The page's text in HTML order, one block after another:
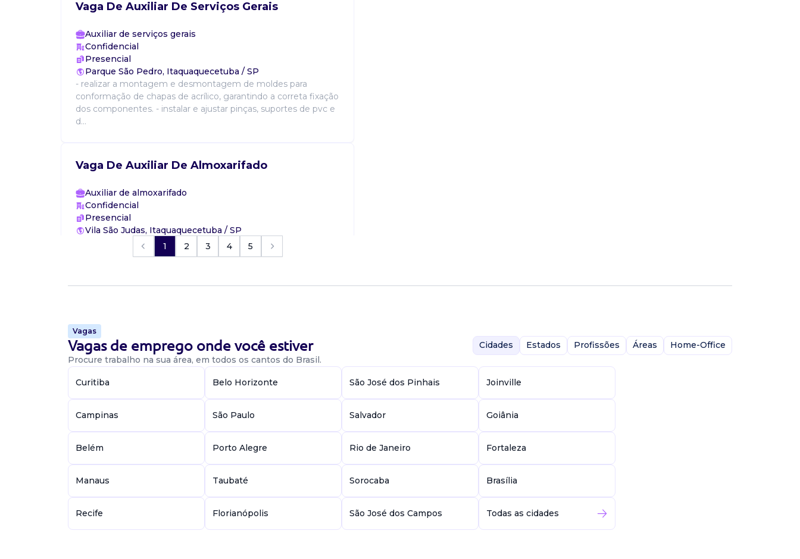
Vaga De Auxiliar De Serviços Gerais
Auxiliar de serviços gerais
Confidencial
Presencial
Parque São Pedro, Itaquaquecetuba / SP
- realizar a montagem e desmontagem de moldes para
conformação de chapas de acrílico, garantindo a correta fixação
dos componentes. - instalar e ajustar pinças, suportes de pvc e
d...
Vaga De Auxiliar De Almoxarifado
Auxiliar de almoxarifado
Confidencial
Presencial
Vila São Judas, Itaquaquecetuba / SP
• experiência em metalurgia. • experiência em compras ou
apoio ao setor de compras. • conhecimento em ferramentas e
Vaga De Estágio Para Estudantes De
Engenharia Civil Ou Arquitetura
Estagiário
Confidencial
Conferência de atividades/serviço, apontamentos sistema
eversee, rastreabilidade de concreto, apoio engenharia...
20 Vagas De Auxiliar De Loja -
Auxiliar de loja
Randstad Brasil Recursos Humanos Ltda
1 2 3 4 5
Vagas
Vagas de emprego onde você estiver
Procure trabalho na sua área, em todos os cantos do Brasil.
Cidades Estados Profissões Áreas Home-Office
Curitiba Belo Horizonte São José dos Pinhais Joinville
Campinas São Paulo Salvador Goiânia
Belém Porto Alegre Rio de Janeiro Fortaleza
Manaus Taubaté Sorocaba Brasília
Recife Florianópolis São José dos Campos Todas as cidades